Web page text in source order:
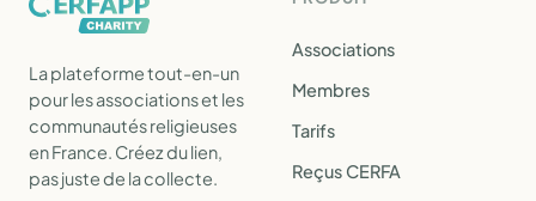
La plateforme tout-en-un
pour les associations et les
communautés religieuses
en France. Créez du lien,
pas juste de la collecte.
Associations
Membres
Tarifs
Reçus CERFA